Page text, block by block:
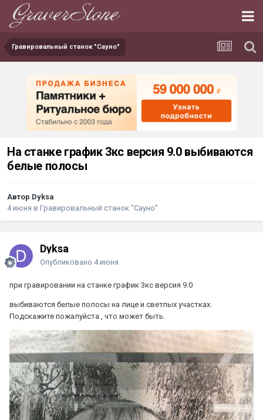
Гравировальный станок "Сауно"
На станке график 3кс версия 9.0 выбиваются
белые полосы
Автор Dyksa
4 июня в Гравировальный станок "Сауно"
Dyksa
Опубликовано 4 июня
при гравировании на станке график 3кс версия 9.0
выбиваются белые полосы на лице и светлых участках.
Подскажите пожалуйста , что может быть.